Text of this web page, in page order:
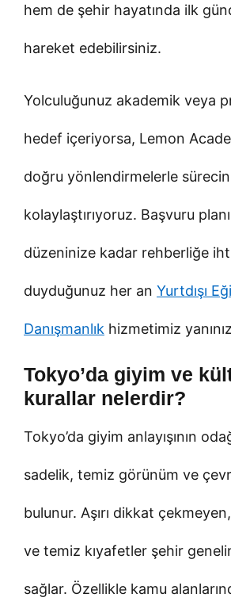
hem de şehir hayatında ilk
hareket edebilirsiniz.
Yolculuğunuz akademik veya
hedef içeriyorsa, Lemon
doğru yönlendirmelerle
kolaylaştırıyoruz. Başvuru
düzeninize kadar rehberliğe
duyduğunuz her an Yurtdışı
Danışmanlık hizmetimiz
Tokyo’da giyim ve
kurallar nelerdir?
Tokyo’da giyim anlayışının
sadelik, temiz görünüm ve
bulunur. Aşırı dikkat
ve temiz kıyafetler şehir
sağlar. Özellikle kamu